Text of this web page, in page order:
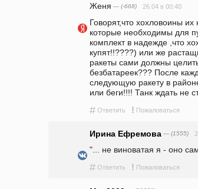
Женя — (-668) 26.04 в 00:40
Говорят,что хохловоины их
которые необходимы для
комплект в надежде ,что
купят!!????) или же
ракеты сами должны
безбатареек??? После
следующую ракету в
или беги!!!! Танк ждать не
# Ответить ! Пожаловаться
Ирина Ефремова — (1555)
"... не виноватая я - оно
# Ответить ! Пожаловаться